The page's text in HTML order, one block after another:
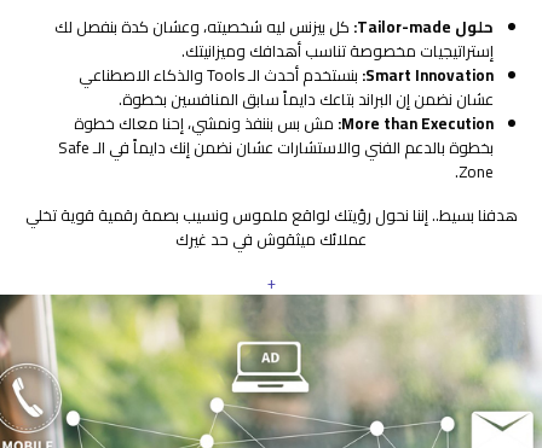
حلول Tailor-made:
كل بيزنس ليه شخصيته، وعشان كدة بنفصل لك
إستراتيجيات مخصوصة تناسب أهدافك وميزانيتك.
Smart Innovation:
بنستخدم أحدث الـ Tools والذكاء الاصطناعي
عشان نضمن إن البراند بتاعك دايماً سابق المنافسين بخطوة.
More than Execution: مش بس بننفذ ونمشي، إحنا معاك خطوة
بخطوة بالدعم الفني والاستشارات عشان نضمن إنك دايماً في الـ Safe
Zone.
هدفنا بسيط.. إننا نحول رؤيتك لواقع ملموس ونسيب بصمة رقمية قوية تخلي
عملائك ميثقوش في حد غيرك
+